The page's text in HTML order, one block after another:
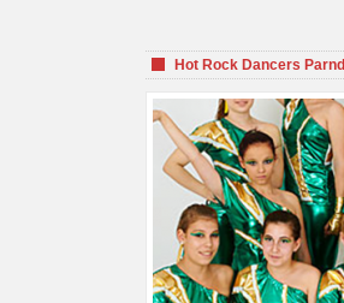
Hot Rock Dancers